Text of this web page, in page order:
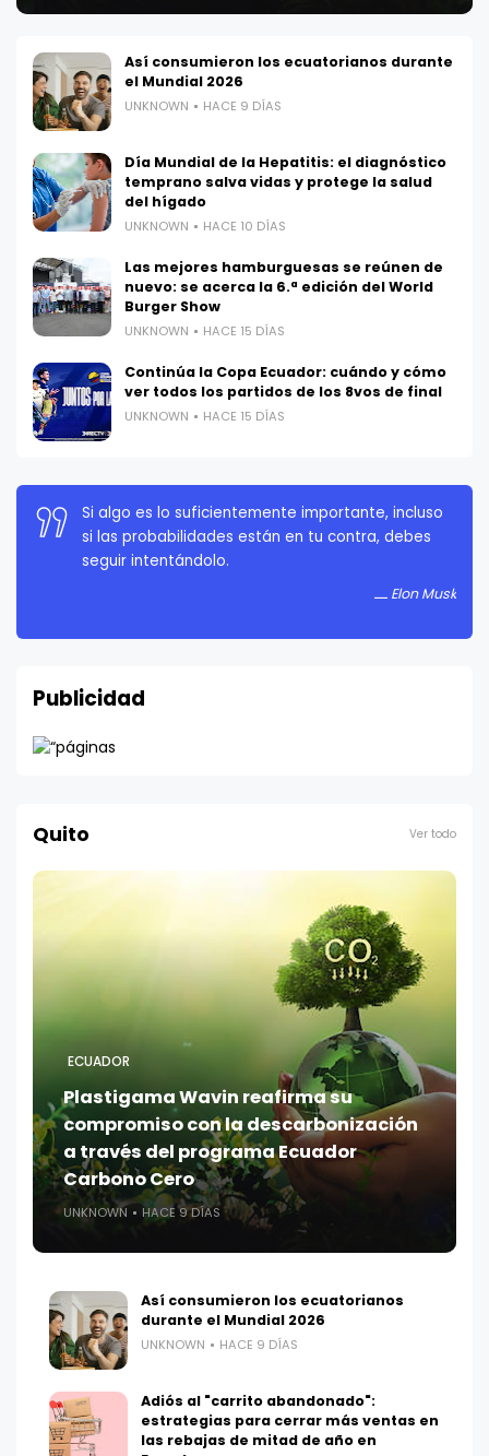
Así consumieron los ecuatorianos durante
el Mundial 2026
UNKNOWN HACE 9 DÍAS
Día Mundial de la Hepatitis: el diagnóstico
temprano salva vidas y protege la salud
del hígado
UNKNOWN HACE 10 DÍAS
Las mejores hamburguesas se reúnen de
nuevo: se acerca la 6.ª edición del World
Burger Show
UNKNOWN HACE 15 DÍAS
Continúa la Copa Ecuador: cuándo y cómo
ver todos los partidos de los 8vos de final
UNKNOWN HACE 15 DÍAS
La persistencia es muy importante. No debes
rendirte a menos que estés obligado a rendirte.
Publicidad
Quito Ver todo
ECUADOR
Plastigama Wavin reafirma su
compromiso con la descarbonización
a través del programa Ecuador
Carbono Cero
UNKNOWN HACE 9 DÍAS
Así consumieron los ecuatorianos
durante el Mundial 2026
UNKNOWN HACE 9 DÍAS
Adiós al "carrito abandonado":
estrategias para cerrar más ventas en
las rebajas de mitad de año en